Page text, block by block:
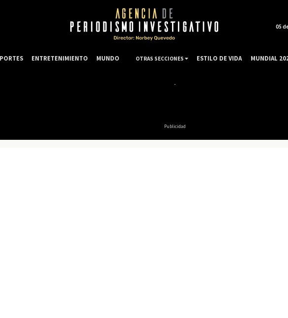
Publicidad
05
ENTRETENIMIENTO MUNDO OTRAS SECCIONES ESTILO DE VIDA MUNDIAL